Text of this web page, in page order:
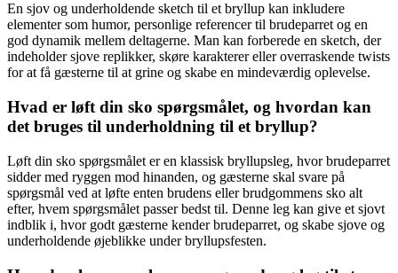
En sjov og underholdende sketch til et bryllup kan inkludere
elementer som humor, personlige referencer til brudeparret og en
god dynamik mellem deltagerne. Man kan forberede en sketch, der
indeholder sjove replikker, skøre karakterer eller overraskende twists
for at få gæsterne til at grine og skabe en mindeværdig oplevelse.
Hvad er løft din sko spørgsmålet, og hvordan kan
det bruges til underholdning til et bryllup?
Løft din sko spørgsmålet er en klassisk bryllupsleg, hvor brudeparret
sidder med ryggen mod hinanden, og gæsterne skal svare på
spørgsmål ved at løfte enten brudens eller brudgommens sko alt
efter, hvem spørgsmålet passer bedst til. Denne leg kan give et sjovt
indblik i, hvor godt gæsterne kender brudeparret, og skabe sjove og
underholdende øjeblikke under bryllupsfesten.